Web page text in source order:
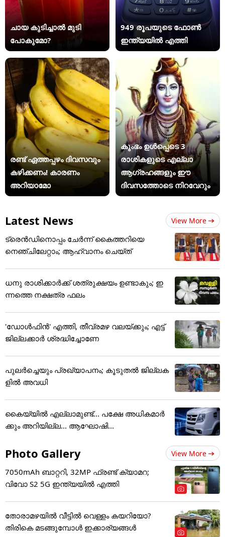
ചായ കുടിച്ചാൽ മുടി
പോകുമോ?
949 രൂപയുടെ ഫോൺ
ഇന്ത്യയിൽ എത്തി
രണ്ട് ഏത്തപ്പഴം ദിവസവും
കഴിക്കണം! കാരണം
അറിയാമോ
കുംഭം ഉൾപ്പെടെ 3
രാശികളുടെ എല്ലാ
ആഗ്രഹങ്ങളും ഈ
ദിവസത്തോടെ നിറവേറും
Latest News View More
ട്രെന്‍ഡിനൊപ്പം ചേര്‍ന്ന് കൈത്തറിയെ
നെഞ്ചിലേറ്റാം; ആഹ്വാനം ചെയ്ത്
ധനു രാശിക്കാർക്ക് ശത്രുക്ഷയം ഉണ്ടാകും; ഇ
ന്നത്തെ നക്ഷത്ര ഫലം
'ഡോൾഫിൻ' എത്തി, തീവ്രമഴ വലയ്ക്കും; എട്ട്
ജില്ലക്കാർ ശ്രദ്ധിച്ചോണേ
പുലര്‍ച്ചെയും പ്രഖ്യാപനം; കൂടുതല്‍ ജില്ലക
ളില്‍ അവധി
കൈയ്യിൽ എല്ലാമുണ്ട്... പക്ഷേ അധികമാർ
ക്കും അറിയില്ല... ആഘോഷി...
Photo Gallery View More
7050mAh ബാറ്ററി, 32MP ഫ്രണ്ട് ക്യാമറ;
വിവോ S2 5G ഇന്ത്യയിൽ എത്തി
തോരാമഴയിൽ വീട്ടിൽ വെള്ളം കയറിയോ?
തിരികെ മടങ്ങുമ്പോൾ ഇക്കാര്യങ്ങൾ